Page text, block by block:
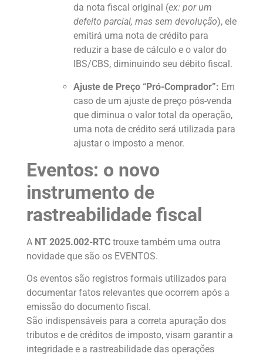
da nota fiscal original (ex: por um
defeito parcial, mas sem devolução), ele
emitirá uma nota de crédito para
reduzir a base de cálculo e o valor do
IBS/CBS, diminuindo seu débito fiscal.
Ajuste de Preço “Pró-Comprador”: Em
caso de um ajuste de preço pós-venda
que diminua o valor total da operação,
uma nota de crédito será utilizada para
ajustar o imposto a menor.
Eventos: o novo
instrumento de
rastreabilidade fiscal
A NT 2025.002-RTC trouxe também uma outra
novidade que são os EVENTOS.
Os eventos são registros formais utilizados para
documentar fatos relevantes que ocorrem após a
emissão do documento fiscal.
São indispensáveis para a correta apuração dos
tributos e de créditos de imposto, visam garantir a
integridade e a rastreabilidade das operações